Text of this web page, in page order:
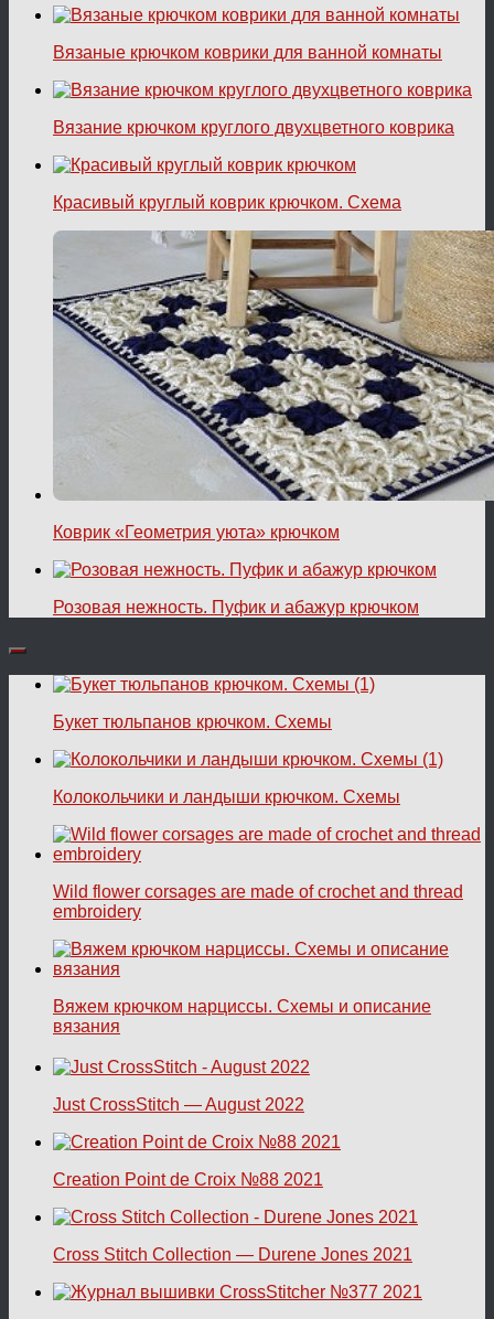
Вязаные крючком коврики для ванной комнаты
Вязание крючком круглого двухцветного коврика
Красивый круглый коврик крючком. Схема
Коврик «Геометрия уюта» крючком
Розовая нежность. Пуфик и абажур крючком
Букет тюльпанов крючком. Схемы
Колокольчики и ландыши крючком. Схемы
Wild flower corsages are made of crochet and thread
embroidery
Вяжем крючком нарциссы. Схемы и описание
вязания
Just CrossStitch — August 2022
Creation Point de Croix №88 2021
Cross Stitch Collection — Durene Jones 2021